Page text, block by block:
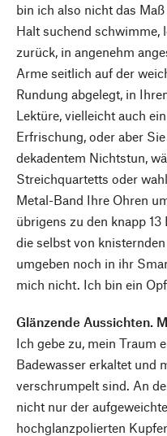
bin ich also nicht das
Halt suchend schwimme,
zurück, in angenehm
Arme seitlich auf der
Rundung abgelegt, in
Lektüre, vielleicht auch
Erfrischung, oder aber
dekadentem Nichtstun,
Streichquartetts oder
Metal-Band Ihre Ohren
übrigens zu den knapp 13
die selbst von
umgeben noch in ihr
mich nicht. Ich bin ein
Glänzende Aussichten.
Ich gebe zu, mein Traum
Badewasser erkaltet und
verschrumpelt sind. An
nicht nur der
hochglanzpolierten